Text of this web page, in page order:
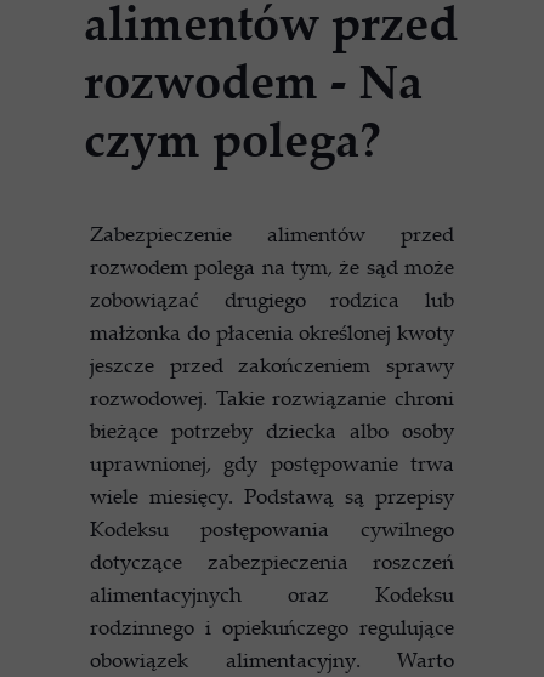
Zabezpieczenie alimentów przed
rozwodem polega na tym, że sąd może
zobowiązać drugiego rodzica lub
małżonka do płacenia określonej kwoty
jeszcze przed zakończeniem sprawy
rozwodowej. Takie rozwiązanie chroni
bieżące potrzeby dziecka albo osoby
uprawnionej, gdy postępowanie trwa
wiele miesięcy. Podstawą są przepisy
Kodeksu postępowania cywilnego
dotyczące zabezpieczenia roszczeń
alimentacyjnych oraz Kodeksu
rodzinnego i opiekuńczego regulujące
obowiązek alimentacyjny. Warto
alimentów przed
rozwodem - Na
czym polega?